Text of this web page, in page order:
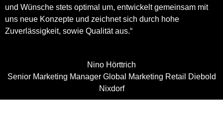
und Wünsche stets optimal um, entwickelt gemeinsam mit
uns neue Konzepte und zeichnet sich durch hohe
Zuverlässigkeit, sowie Qualität aus.“
Nino Hörttrich
Senior Marketing Manager Global Marketing Retail Diebold
Nixdorf